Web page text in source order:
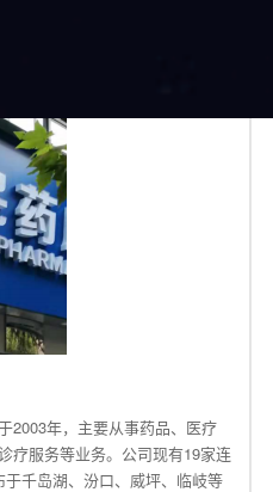
2003年，主要从事药品、医疗
疗服务等业务。公司现有19家连
千岛湖、汾口、威坪、临岐等